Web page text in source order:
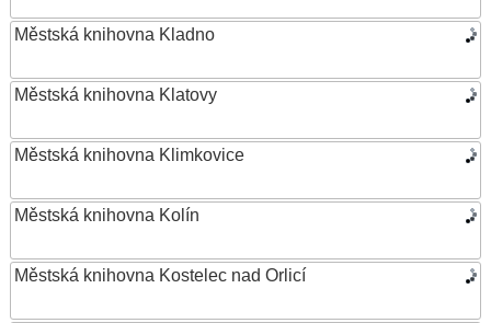
Městská knihovna Kladno
Městská knihovna Klatovy
Městská knihovna Klimkovice
Městská knihovna Kolín
Městská knihovna Kostelec nad Orlicí